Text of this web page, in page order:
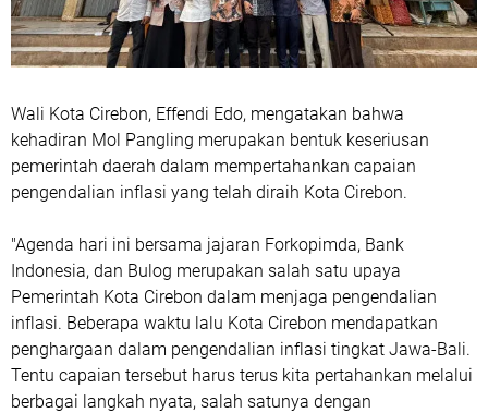
Wali Kota Cirebon, Effendi Edo, mengatakan bahwa
kehadiran Mol Pangling merupakan bentuk keseriusan
pemerintah daerah dalam mempertahankan capaian
pengendalian inflasi yang telah diraih Kota Cirebon.
"Agenda hari ini bersama jajaran Forkopimda, Bank
Indonesia, dan Bulog merupakan salah satu upaya
Pemerintah Kota Cirebon dalam menjaga pengendalian
inflasi. Beberapa waktu lalu Kota Cirebon mendapatkan
penghargaan dalam pengendalian inflasi tingkat Jawa-Bali.
Tentu capaian tersebut harus terus kita pertahankan melalui
berbagai langkah nyata, salah satunya dengan